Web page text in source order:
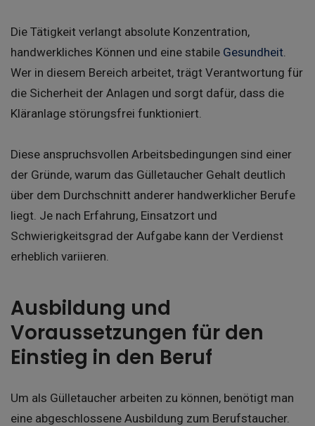
Die Tätigkeit verlangt absolute Konzentration,
handwerkliches Können und eine stabile Gesundheit
Wer in diesem Bereich arbeitet, trägt Verantwortung für
die Sicherheit der Anlagen und sorgt dafür, dass die
Kläranlage störungsfrei funktioniert.
Diese anspruchsvollen Arbeitsbedingungen sind einer
der Gründe, warum das Gülletaucher Gehalt deutlich
über dem Durchschnitt anderer handwerklicher Berufe
liegt. Je nach Erfahrung, Einsatzort und
Schwierigkeitsgrad der Aufgabe kann der Verdienst
erheblich variieren.
Ausbildung und
Voraussetzungen für den
Einstieg in den Beruf
Um als Gülletaucher arbeiten zu können, benötigt man
eine abgeschlossene Ausbildung zum Berufstaucher.